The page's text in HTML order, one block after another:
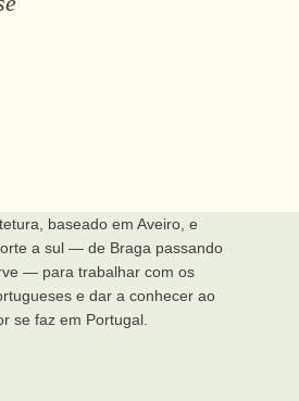
baseado em Aveiro, e
a sul — de Braga passando
— para trabalhar com os
e dar a conhecer ao
se faz em Portugal.